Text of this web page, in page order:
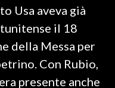
Usa aveva già
il 18
della Messa per
Con Rubio,
presente anche